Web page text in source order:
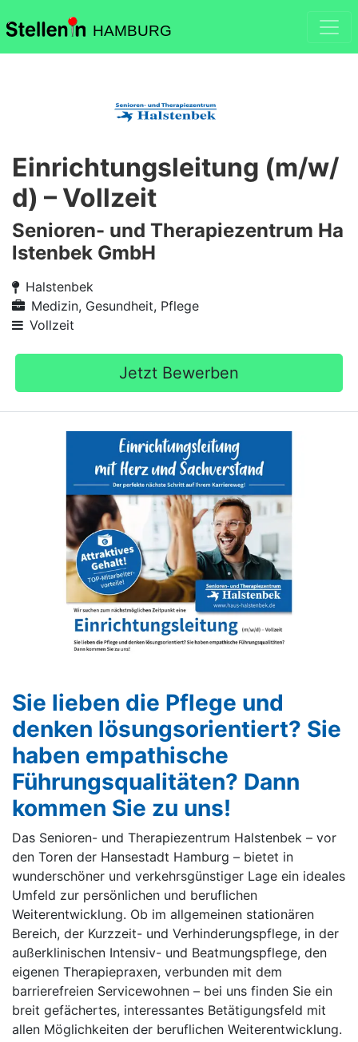
HAMBURG
Einrichtungsleitung (m/w/
d) – Vollzeit
Senioren- und Therapiezentrum Ha
lstenbek GmbH
Halstenbek
Medizin, Gesundheit, Pflege
Vollzeit
Jetzt Bewerben
Sie lieben die Pflege und
denken lösungsorientiert? Sie
haben empathische
Führungsqualitäten? Dann
kommen Sie zu uns!
Das Senioren- und Therapiezentrum Halstenbek – vor
den Toren der Hansestadt Hamburg – bietet in
wunderschöner und verkehrsgünstiger Lage ein ideales
Umfeld zur persönlichen und beruflichen
Weiterentwicklung. Ob im allgemeinen stationären
Bereich, der Kurzzeit- und Verhinderungspflege, in der
außerklinischen Intensiv- und Beatmungspflege, den
eigenen Therapiepraxen, verbunden mit dem
barrierefreien Servicewohnen – bei uns finden Sie ein
breit gefächertes, interessantes Betätigungsfeld mit
allen Möglichkeiten der beruflichen Weiterentwicklung.